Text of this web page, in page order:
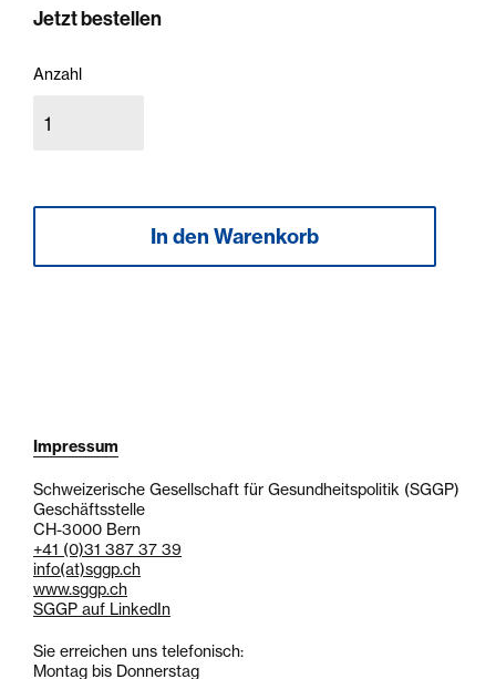
Jetzt bestellen
Anzahl
Impressum
Schweizerische Gesellschaft für Gesundheitspolitik (SGGP)
Geschäftsstelle
CH-3000 Bern
+41 (0)31 387 37 39
info(at)sggp.ch
www.sggp.ch
SGGP auf LinkedIn
Sie erreichen uns telefonisch:
Montag bis Donnerstag